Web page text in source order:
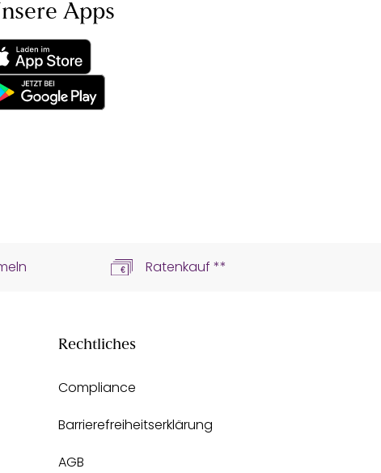
Apps
Ratenkauf **
Rechtliches
Compliance
Barrierefreiheitserklärung
AGB